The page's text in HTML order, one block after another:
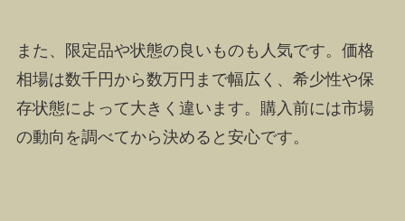
また、限定品や状態の良いものも人気です。価格
相場は数千円から数万円まで幅広く、希少性や保
存状態によって大きく違います。購入前には市場
の動向を調べてから決めると安心です。